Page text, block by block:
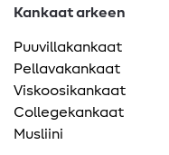
Kankaat arkeen
Puuvillakankaat
Pellavakankaat
Viskoosikankaat
Collegekankaat
Musliini